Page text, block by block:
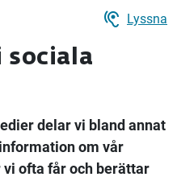
hearing Lyssna
delar vi bland annat
om vår
ofta får och berättar